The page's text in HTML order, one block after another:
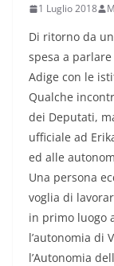
1 Luglio 2018
Di ritorno da
spesa a
Adige con le
Qualche
dei Deputati,
ufficiale ad
ed alle
Una persona
voglia di
in primo luogo
l’autonomia di
l’Autonomia